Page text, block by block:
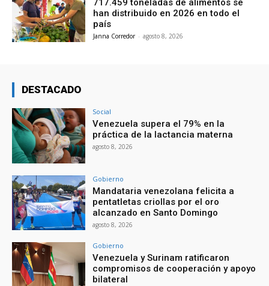
717.459 toneladas de alimentos se
han distribuido en 2026 en todo el
país
Janna Corredor - agosto 8, 2026
DESTACADO
Social
Venezuela supera el 79% en la
práctica de la lactancia materna
agosto 8, 2026
Gobierno
Mandataria venezolana felicita a
pentatletas criollas por el oro
alcanzado en Santo Domingo
agosto 8, 2026
Gobierno
Venezuela y Surinam ratificaron
compromisos de cooperación y apoyo
bilateral